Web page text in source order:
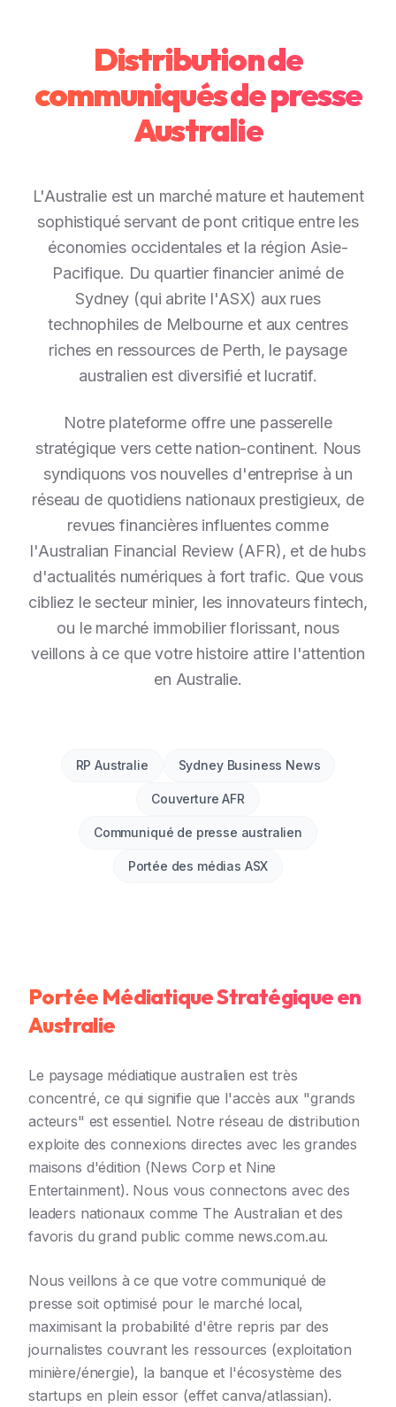
Distribution de
communiqués de presse
Australie
L'Australie est un marché mature et hautement
sophistiqué servant de pont critique entre les
économies occidentales et la région Asie-
Pacifique. Du quartier financier animé de
Sydney (qui abrite l'ASX) aux rues
technophiles de Melbourne et aux centres
riches en ressources de Perth, le paysage
australien est diversifié et lucratif.
Notre plateforme offre une passerelle
stratégique vers cette nation-continent. Nous
syndiquons vos nouvelles d'entreprise à un
réseau de quotidiens nationaux prestigieux, de
revues financières influentes comme
l'Australian Financial Review (AFR), et de hubs
d'actualités numériques à fort trafic. Que vous
cibliez le secteur minier, les innovateurs fintech,
ou le marché immobilier florissant, nous
veillons à ce que votre histoire attire l'attention
en Australie.
RP Australie Sydney Business News
Couverture AFR
Communiqué de presse australien
Portée des médias ASX
Portée Médiatique Stratégique en
Australie
Le paysage médiatique australien est très
concentré, ce qui signifie que l'accès aux "grands
acteurs" est essentiel. Notre réseau de distribution
exploite des connexions directes avec les grandes
maisons d'édition (News Corp et Nine
Entertainment). Nous vous connectons avec des
leaders nationaux comme The Australian et des
favoris du grand public comme news.com.au.
Nous veillons à ce que votre communiqué de
presse soit optimisé pour le marché local,
maximisant la probabilité d'être repris par des
journalistes couvrant les ressources (exploitation
minière/énergie), la banque et l'écosystème des
startups en plein essor (effet canva/atlassian).